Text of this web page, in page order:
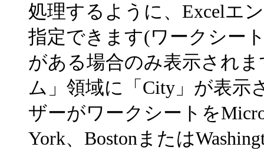
処理するように、Excelエ
指定できます(ワークシー
がある場合のみ表示され
ム」領域に「City」が表示
ザーがワークシートを
York、Bostonまたは